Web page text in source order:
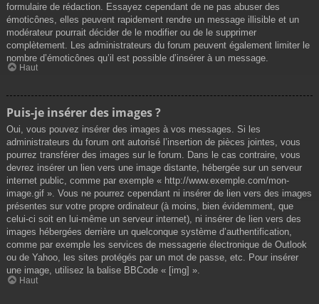
formulaire de rédaction. Essayez cependant de ne pas abuser des
émoticônes, elles peuvent rapidement rendre un message illisible et un
modérateur pourrait décider de le modifier ou de le supprimer
complètement. Les administrateurs du forum peuvent également limiter le
nombre d’émoticônes qu’il est possible d’insérer à un message.
Haut
Puis-je insérer des images ?
Oui, vous pouvez insérer des images à vos messages. Si les
administrateurs du forum ont autorisé l’insertion de pièces jointes, vous
pourrez transférer des images sur le forum. Dans le cas contraire, vous
devrez insérer un lien vers une image distante, hébergée sur un serveur
internet public, comme par exemple « http://www.exemple.com/mon-
image.gif ». Vous ne pourrez cependant ni insérer de lien vers des images
présentes sur votre propre ordinateur (à moins, bien évidemment, que
celui-ci soit en lui-même un serveur internet), ni insérer de lien vers des
images hébergées derrière un quelconque système d’authentification,
comme par exemple les services de messagerie électronique de Outlook
ou de Yahoo, les sites protégés par un mot de passe, etc. Pour insérer
une image, utilisez la balise BBCode « [img] ».
Haut